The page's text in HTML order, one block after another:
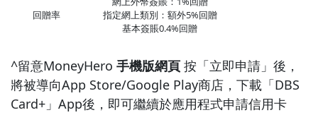
回贈率
指定網上類別：額外5%回贈
基本簽賬0.4%回贈
^留意MoneyHero 手機版網頁 按「立即申請」後，
將被導向App Store/Google Play商店，下載「DBS
Card+」App後，即可繼續於應用程式申請信用卡